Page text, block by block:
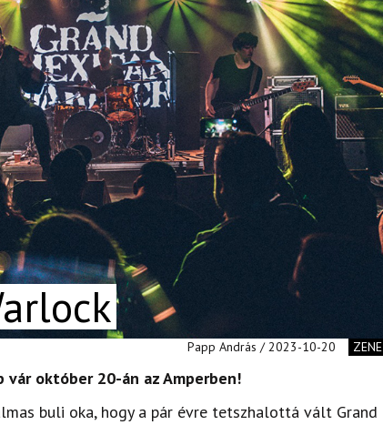
Papp András / 2023-10-20 ZENE
vár október 20-án az Amperben!
buli oka, hogy a pár évre tetszhalottá vált Grand